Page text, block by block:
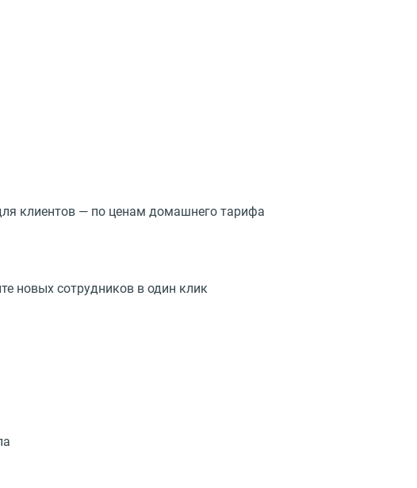
клиентов — по ценам домашнего тарифа
новых сотрудников в один клик